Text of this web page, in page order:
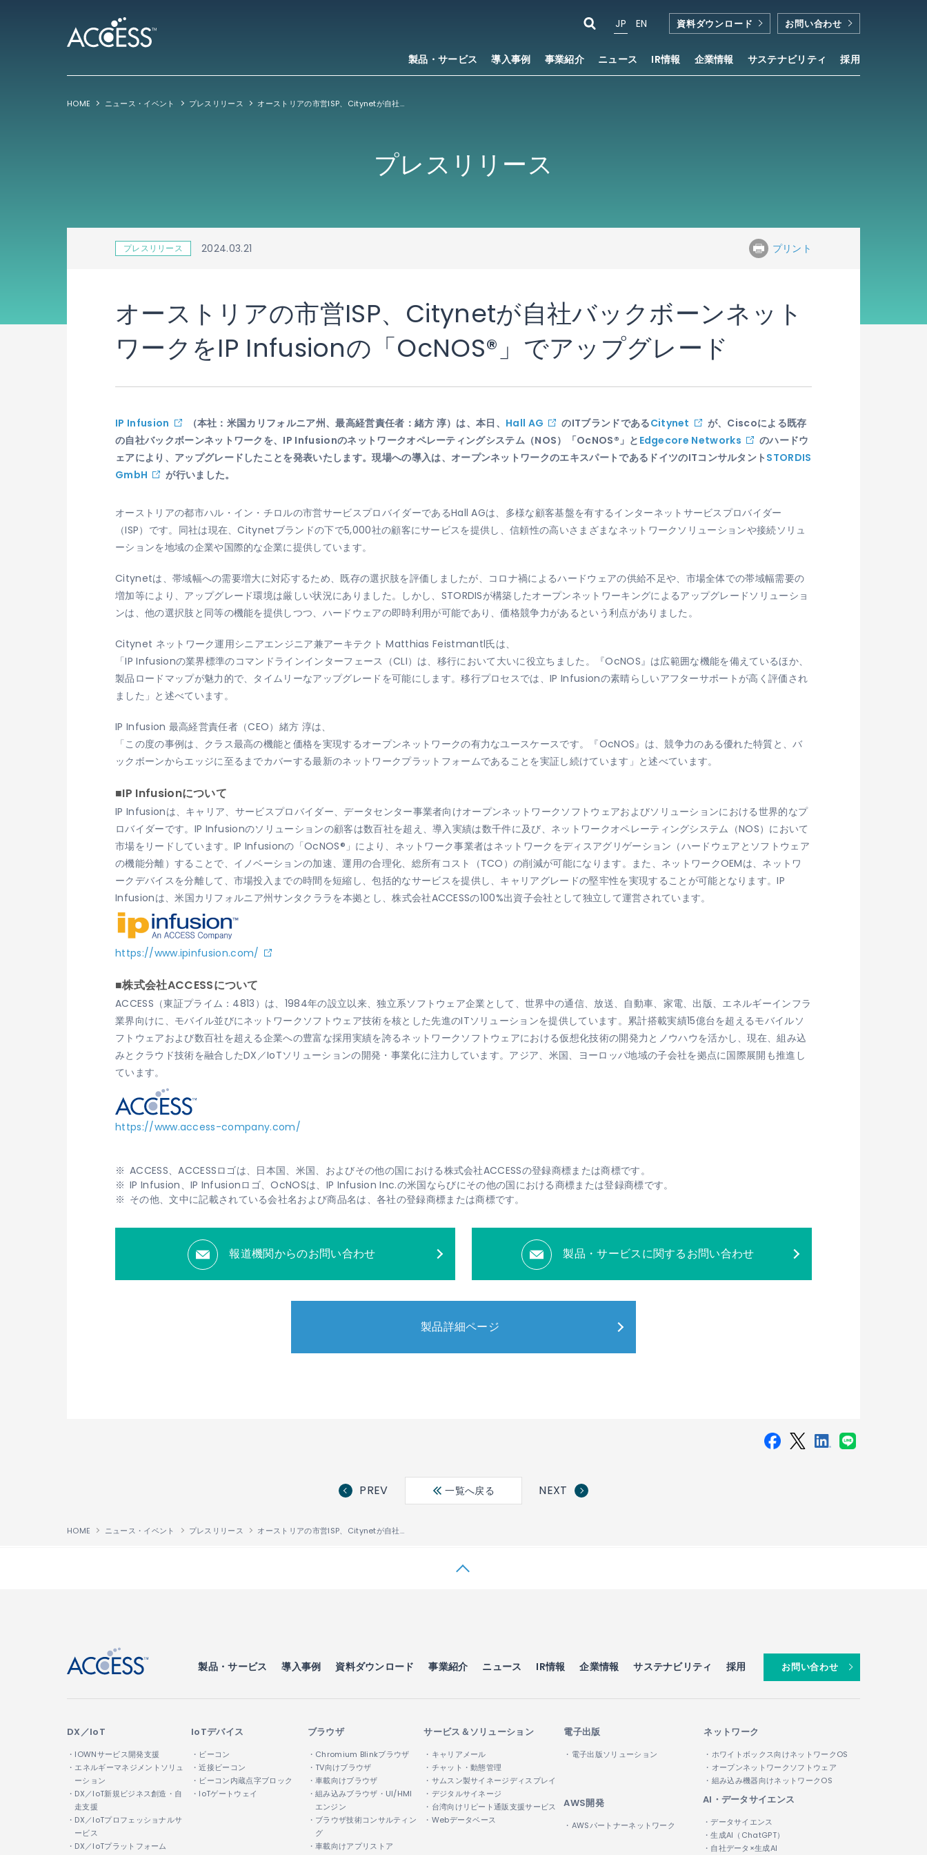
製品・サービス 導入事例 事業紹介 ニュース IR情報 企業情報 サステナビリティ 採用
JP EN 資料ダウンロード お問い合わせ
HOME ニュース・イベント プレスリリース オーストリアの市営ISP、Citynetが自社バックボーンネットワークをIP Infusionの「OcNOS®」でアップグレード
プレスリリース
プレスリリース 2024.03.21 プリント
オーストリアの市営ISP、Citynetが自社バックボーンネット
ワークをIP Infusionの「OcNOS®」でアップグレード
IP Infusion （本社：米国カリフォルニア州、最高経営責任者：緒方 淳）は、本日、 Hall AG のITブランドであるCitynet
が、Ciscoによる既存
の自社バックボーンネットワークを、IP Infusionのネットワークオペレーティングシステム（NOS）「OcNOS®」と Edgecore Networks
のハードウ
ェアにより、アップグレードしたことを発表いたします。現場への導入は、オープンネットワークのエキスパートであるドイツのITコンサルタント STORDIS
GmbH
が行いました。
オーストリアの都市ハル・イン・チロルの市営サービスプロバイダーであるHall AGは、多様な顧客基盤を有するインターネットサービスプロバイダー
（ISP）です。同社は現在、Citynetブランドの下で5,000社の顧客にサービスを提供し、信頼性の高いさまざまなネットワークソリューションや接続ソリュ
ーションを地域の企業や国際的な企業に提供しています。
Citynetは、帯域幅への需要増大に対応するため、既存の選択肢を評価しましたが、コロナ禍によるハードウェアの供給不足や、市場全体での帯域幅需要の
増加等により、アップグレード環境は厳しい状況にありました。しかし、STORDISが構築したオープンネットワーキングによるアップグレードソリューショ
ンは、他の選択肢と同等の機能を提供しつつ、ハードウェアの即時利用が可能であり、価格競争力があるという利点がありました。
Citynet ネットワーク運用シニアエンジニア兼アーキテクト Matthias Feistmantl氏は、
「IP Infusionの業界標準のコマンドラインインターフェース（CLI）は、移行において大いに役立ちました。『OcNOS』は広範囲な機能を備えているほか、
製品ロードマップが魅力的で、タイムリーなアップグレードを可能にします。移行プロセスでは、IP Infusionの素晴らしいアフターサポートが高く評価され
ました」と述べています。
IP Infusion 最高経営責任者（CEO）緒方 淳は、
「この度の事例は、クラス最高の機能と価格を実現するオープンネットワークの有力なユースケースです。『OcNOS』は、競争力のある優れた特質と、バ
ックボーンからエッジに至るまでカバーする最新のネットワークプラットフォームであることを実証し続けています」と述べています。
■IP Infusionについて
IP Infusionは、キャリア、サービスプロバイダー、データセンター事業者向けオープンネットワークソフトウェアおよびソリューションにおける世界的なプ
ロバイダーです。IP Infusionのソリューションの顧客は数百社を超え、導入実績は数千件に及び、ネットワークオペレーティングシステム（NOS）において
市場をリードしています。IP Infusionの「OcNOS®」により、ネットワーク事業者はネットワークをディスアグリゲーション（ハードウェアとソフトウェア
の機能分離）することで、イノベーションの加速、運用の合理化、総所有コスト（TCO）の削減が可能になります。また、ネットワークOEMは、ネットワ
ークデバイスを分離して、市場投入までの時間を短縮し、包括的なサービスを提供し、キャリアグレードの堅牢性を実現することが可能となります。IP
Infusionは、米国カリフォルニア州サンタクララを本拠とし、株式会社ACCESSの100%出資子会社として独立して運営されています。
https://www.ipinfusion.com/
■株式会社ACCESSについて
ACCESS（東証プライム：4813）は、1984年の設立以来、独立系ソフトウェア企業として、世界中の通信、放送、自動車、家電、出版、エネルギーインフラ
業界向けに、モバイル並びにネットワークソフトウェア技術を核とした先進のITソリューションを提供しています。累計搭載実績15億台を超えるモバイルソ
フトウェアおよび数百社を超える企業への豊富な採用実績を誇るネットワークソフトウェアにおける仮想化技術の開発力とノウハウを活かし、現在、組み込
みとクラウド技術を融合したDX／IoTソリューションの開発・事業化に注力しています。アジア、米国、ヨーロッパ地域の子会社を拠点に国際展開も推進し
ています。
https://www.access-company.com/
ACCESS、ACCESSロゴは、日本国、米国、およびその他の国における株式会社ACCESSの登録商標または商標です。
IP Infusion、IP Infusionロゴ、OcNOSは、IP Infusion Inc.の米国ならびにその他の国における商標または登録商標です。
その他、文中に記載されている会社名および商品名は、各社の登録商標または商標です。
報道機関からのお問い合わせ 製品・サービスに関するお問い合わせ
製品詳細ページ
PREV 一覧へ戻る NEXT
HOME ニュース・イベント プレスリリース オーストリアの市営ISP、Citynetが自社バックボーンネットワークをIP Infusionの「OcNOS®」でアップグレード
製品・サービス 導入事例 資料ダウンロード 事業紹介 ニュース IR情報 企業情報 サステナビリティ 採用 お問い合わせ
DX／IoT
・IOWNサービス開発支援
・エネルギーマネジメントソリュ
ーション
・DX／IoT新規ビジネス創造・自
走支援
・DX／IoTプロフェッショナルサ
ービス
・DX／IoTプラットフォーム
IoTデバイス
・ビーコン
・近接ビーコン
・ビーコン内蔵点字ブロック
・IoTゲートウェイ
ブラウザ
・Chromium Blinkブラウザ
・TV向けブラウザ
・車載向けブラウザ
・組み込みブラウザ・UI/HMI
エンジン
・ブラウザ技術コンサルティン
グ
・車載向けアプリストア
サービス＆ソリューション
・キャリアメール
・チャット・動態管理
・サムスン製サイネージディスプレイ
・デジタルサイネージ
・台湾向けリピート通販支援サービス
・Webデータベース
電子出版
・電子出版ソリューション
ネットワーク
・ホワイトボックス向けネットワークOS
・オープンネットワークソフトウェア
・組み込み機器向けネットワークOS
AWS開発
・AWSパートナーネットワーク
AI・データサイエンス
・データサイエンス
・生成AI（ChatGPT）
・自社データ×生成AI